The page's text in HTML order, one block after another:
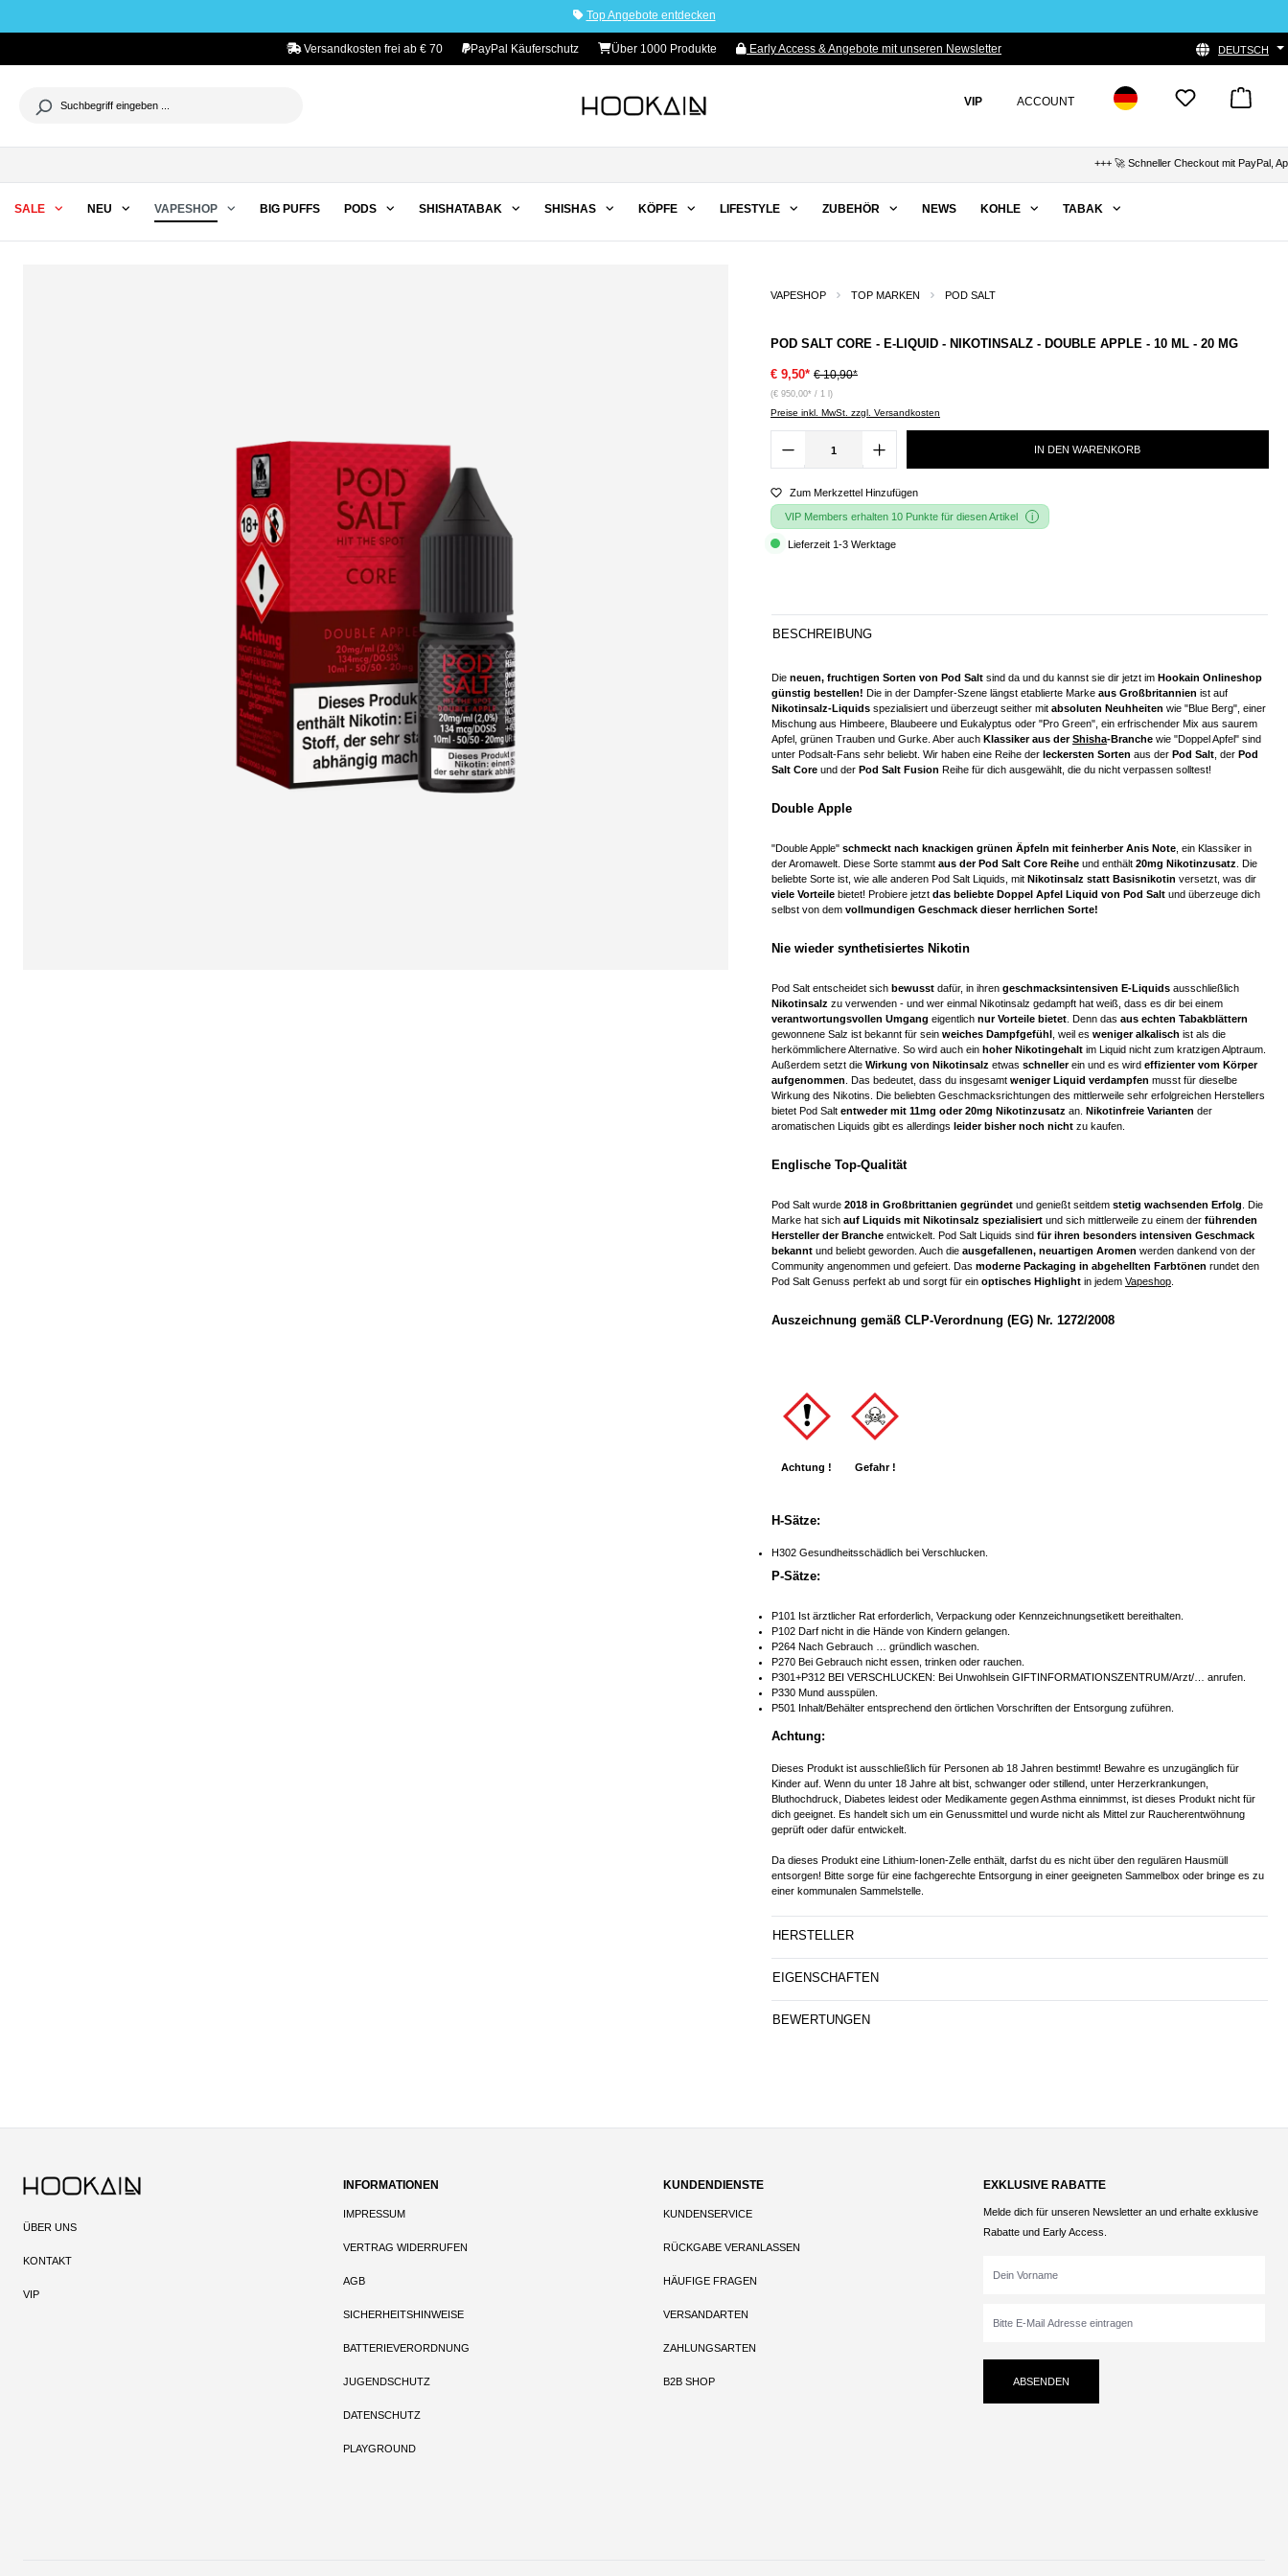
Top Angebote entdecken
Versandkosten frei ab € 70 PayPal Käuferschutz Über 1000 Produkte Early Access & Angebote mit unseren Newsletter DEUTSCH
VIP ACCOUNT
+++ 🚀 Schneller Checkout mit PayPal, Apple
SALE NEU VAPESHOP BIG PUFFS PODS SHISHATABAK SHISHAS KÖPFE LIFESTYLE ZUBEHÖR NEWS KOHLE TABAK
VAPESHOP TOP MARKEN POD SALT
POD SALT CORE - E-LIQUID - NIKOTINSALZ - DOUBLE APPLE - 10 ML - 20 MG
€ 9,50* € 10,90*
(€ 950,00* / 1 l)
Preise inkl. MwSt. zzgl. Versandkosten
IN DEN WARENKORB
Zum Merkzettel Hinzufügen
VIP Members erhalten 10 Punkte für diesen Artikel
Lieferzeit 1-3 Werktage
BESCHREIBUNG
Die neuen, fruchtigen Sorten von Pod Salt sind da und du kannst sie dir jetzt im Hookain Onlineshop
günstig bestellen! Die in der Dampfer-Szene längst etablierte Marke aus Großbritannien ist auf
Nikotinsalz-Liquids spezialisiert und überzeugt seither mit absoluten Neuhheiten wie "Blue Berg", einer
Mischung aus Himbeere, Blaubeere und Eukalyptus oder "Pro Green", ein erfrischender Mix aus saurem
Apfel, grünen Trauben und Gurke. Aber auch Klassiker aus derShisha-Branche wie "Doppel Apfel" sind
unter Podsalt-Fans sehr beliebt. Wir haben eine Reihe der leckersten Sorten aus der Pod Salt , der Pod
Salt Core und der Pod Salt Fusion Reihe für dich ausgewählt, die du nicht verpassen solltest!
Double Apple
"Double Apple" schmeckt nach knackigen grünen Äpfeln mit feinherber Anis Note , ein Klassiker in
der Aromawelt. Diese Sorte stammt aus der Pod Salt Core Reihe und enthält 20mg Nikotinzusatz . Die
beliebte Sorte ist, wie alle anderen Pod Salt Liquids, mit Nikotinsalz statt Basisnikotin versetzt, was dir
viele Vorteile bietet! Probiere jetzt das beliebte Doppel Apfel Liquid von Pod Salt und überzeuge dich
selbst von dem vollmundigen Geschmack dieser herrlichen Sorte!
Nie wieder synthetisiertes Nikotin
Pod Salt entscheidet sich bewusst dafür, in ihren geschmacksintensiven E-Liquids ausschließlich
Nikotinsalz zu verwenden - und wer einmal Nikotinsalz gedampft hat weiß, dass es dir bei einem
verantwortungsvollen Umgang eigentlich nur Vorteile bietet . Denn das aus echten Tabakblättern
gewonnene Salz ist bekannt für sein weiches Dampfgefühl , weil es weniger alkalisch ist als die
herkömmlichere Alternative. So wird auch ein hoher Nikotingehalt im Liquid nicht zum kratzigen Alptraum.
Außerdem setzt die Wirkung von Nikotinsalz etwas schnellerein und es wird effizienter vom Körper
aufgenommen . Das bedeutet, dass du insgesamt weniger Liquid verdampfen musst für dieselbe
Wirkung des Nikotins. Die beliebten Geschmacksrichtungen des mittlerweile sehr erfolgreichen Herstellers
bietet Pod Salt entweder mit 11mg oder 20mg Nikotinzusatz an. Nikotinfreie Varianten der
aromatischen Liquids gibt es allerdings leider bisher noch nicht zu kaufen.
Englische Top-Qualität
Pod Salt wurde 2018 in Großbrittanien gegründet und genießt seitdem stetig wachsenden Erfolg . Die
Marke hat sich auf Liquids mit Nikotinsalz spezialisiert und sich mittlerweile zu einem der führenden
Hersteller der Branche entwickelt. Pod Salt Liquids sind für ihren besonders intensiven Geschmack
bekannt und beliebt geworden. Auch die ausgefallenen, neuartigen Aromen werden dankend von der
Community angenommen und gefeiert. Das moderne Packaging in abgehellten Farbtönen rundet den
Pod Salt Genuss perfekt ab und sorgt für ein optisches Highlight in jedem Vapeshop
Auszeichnung gemäß CLP-Verordnung (EG) Nr. 1272/2008
Achtung ! Gefahr !
H-Sätze:
H302 Gesundheitsschädlich bei Verschlucken.
P-Sätze:
P101 Ist ärztlicher Rat erforderlich, Verpackung oder Kennzeichnungsetikett bereithalten.
P102 Darf nicht in die Hände von Kindern gelangen.
P264 Nach Gebrauch … gründlich waschen.
P270 Bei Gebrauch nicht essen, trinken oder rauchen.
P301+P312 BEI VERSCHLUCKEN: Bei Unwohlsein GIFTINFORMATIONSZENTRUM/Arzt/… anrufen.
P330 Mund ausspülen.
P501 Inhalt/Behälter entsprechend den örtlichen Vorschriften der Entsorgung zuführen.
Achtung:
Dieses Produkt ist ausschließlich für Personen ab 18 Jahren bestimmt! Bewahre es unzugänglich für
Kinder auf. Wenn du unter 18 Jahre alt bist, schwanger oder stillend, unter Herzerkrankungen,
Bluthochdruck, Diabetes leidest oder Medikamente gegen Asthma einnimmst, ist dieses Produkt nicht für
dich geeignet. Es handelt sich um ein Genussmittel und wurde nicht als Mittel zur Raucherentwöhnung
geprüft oder dafür entwickelt.
Da dieses Produkt eine Lithium-Ionen-Zelle enthält, darfst du es nicht über den regulären Hausmüll
entsorgen! Bitte sorge für eine fachgerechte Entsorgung in einer geeigneten Sammelbox oder bringe es zu
einer kommunalen Sammelstelle.
HERSTELLER
EIGENSCHAFTEN
BEWERTUNGEN
ÜBER UNS
KONTAKT
VIP
INFORMATIONEN
IMPRESSUM
VERTRAG WIDERRUFEN
AGB
SICHERHEITSHINWEISE
BATTERIEVERORDNUNG
JUGENDSCHUTZ
DATENSCHUTZ
PLAYGROUND
KUNDENDIENSTE
KUNDENSERVICE
RÜCKGABE VERANLASSEN
HÄUFIGE FRAGEN
VERSANDARTEN
ZAHLUNGSARTEN
B2B SHOP
EXKLUSIVE RABATTE
Melde dich für unseren Newsletter an und erhalte exklusive
Rabatte und Early Access.
ABSENDEN